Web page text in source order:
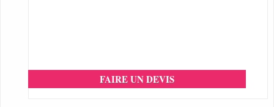
FAIRE UN DEVIS